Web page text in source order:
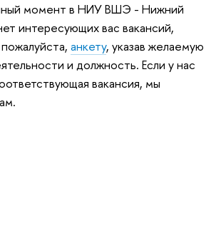
момент в НИУ ВШЭ - Нижний
интересующих вас вакансий,
анкету, указав желаемую
и должность. Если у нас
вакансия, мы